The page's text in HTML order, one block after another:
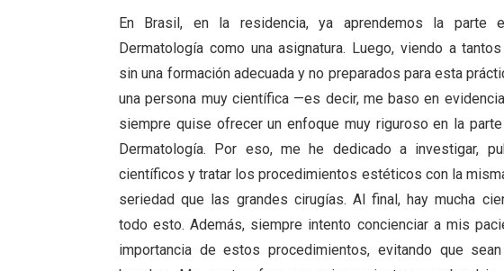
En Brasil, en la residencia, ya aprendemos la parte
Dermatología como una asignatura. Luego, viendo a
sin una formación adecuada y no preparados para esta
una persona muy científica —es decir, me baso en
siempre quise ofrecer un enfoque muy riguroso en la
Dermatología. Por eso, me he dedicado a investigar,
científicos y tratar los procedimientos estéticos con la
seriedad que las grandes cirugías. Al final, hay mucha
todo esto. Además, siempre intento concienciar a mis
importancia de estos procedimientos, evitando que